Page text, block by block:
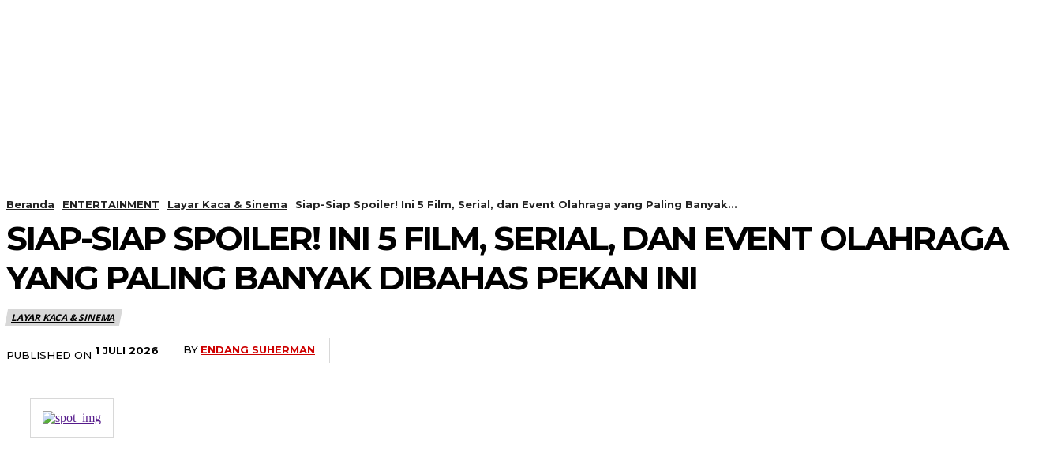
Beranda ENTERTAINMENT Layar Kaca & Sinema Siap-Siap Spoiler! Ini 5 Film, Serial, dan Event Olahraga yang Paling Banyak...
SIAP-SIAP SPOILER! INI 5 FILM, SERIAL, DAN EVENT OLAHRAGA
YANG PALING BANYAK DIBAHAS PEKAN INI
LAYAR KACA & SINEMA
PUBLISHED ON 1 JULI 2026 BY ENDANG SUHERMAN